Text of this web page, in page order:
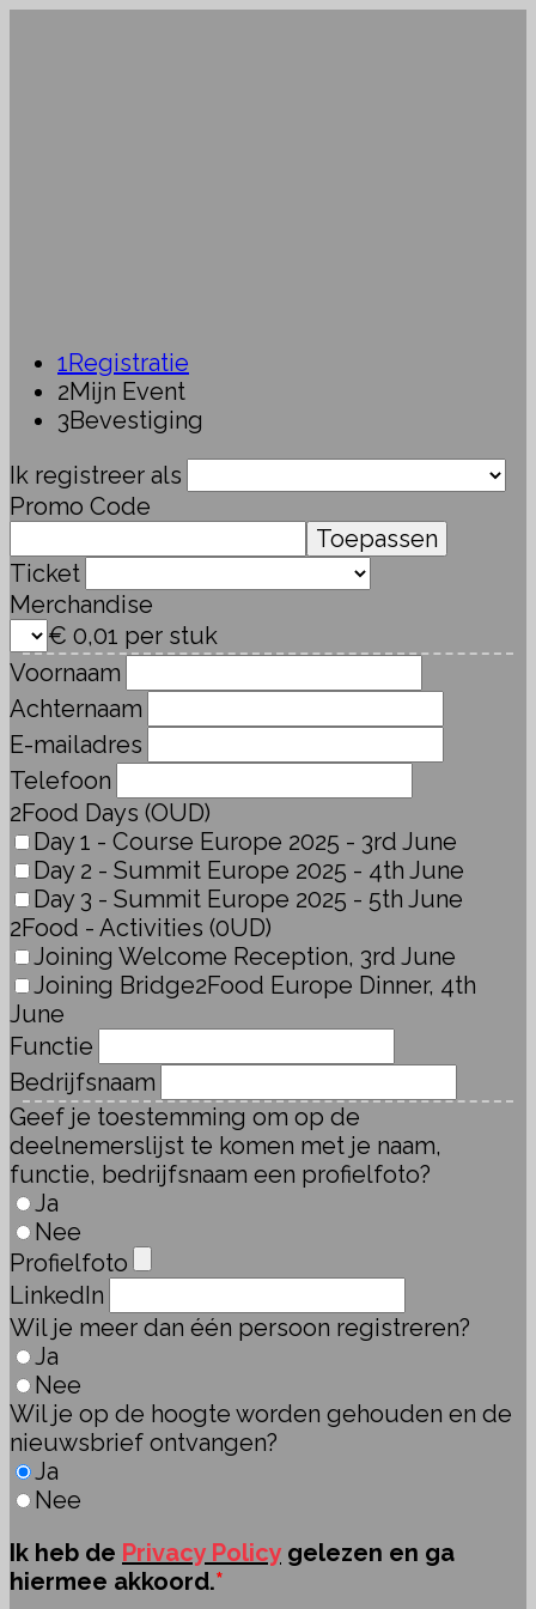
1Registratie
2Mijn Event
3Bevestiging
Ik registreer als
Promo Code
Toepassen
Ticket
Merchandise
€ 0,01 per stuk
Voornaam
Achternaam
E-mailadres
Telefoon
2Food Days (OUD)
Day 1 - Course Europe 2025 - 3rd June
Day 2 - Summit Europe 2025 - 4th June
Day 3 - Summit Europe 2025 - 5th June
2Food - Activities (0UD)
Joining Welcome Reception, 3rd June
Joining Bridge2Food Europe Dinner, 4th
June
Functie
Bedrijfsnaam
Geef je toestemming om op de
deelnemerslijst te komen met je naam,
functie, bedrijfsnaam een profielfoto?
Ja
Nee
Profielfoto
LinkedIn
Wil je meer dan één persoon registreren?
Ja
Nee
Wil je op de hoogte worden gehouden en de
nieuwsbrief ontvangen?
Ja
Nee
Ik heb de Privacy Policy gelezen en ga
hiermee akkoord.*